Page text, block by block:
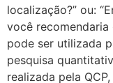
localização?” ou:
você recomendaria
pode ser utilizada
pesquisa
realizada pela